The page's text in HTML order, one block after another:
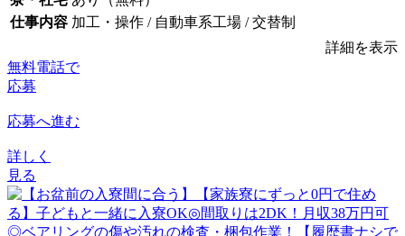
仕事内容 加工・操作 / 自動車系工場 / 交替制
詳細を表示
無料電話で
応募
応募へ進む
詳しく
見る